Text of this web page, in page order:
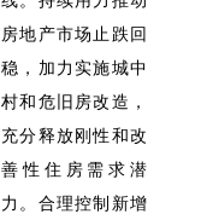
房地产市场止跌回
稳，加力实施城中
村和危旧房改造，
充分释放刚性和改
善性住房需求潜
力。合理控制新增